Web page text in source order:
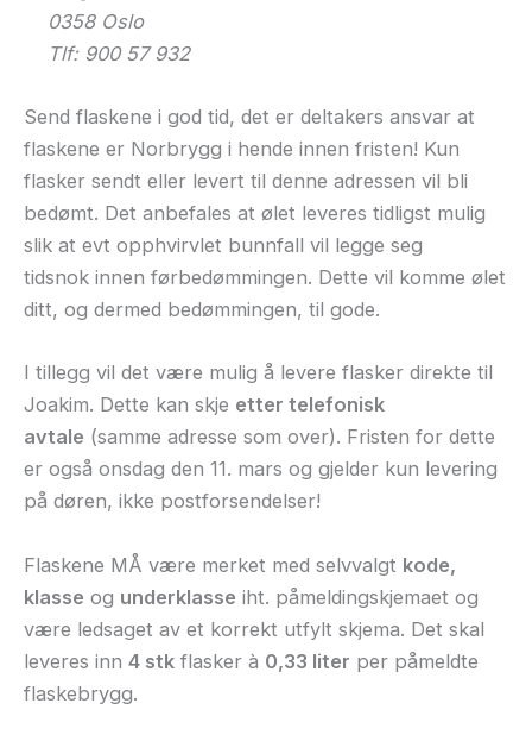
0358 Oslo
Tlf: 900 57 932
Send flaskene i god tid, det er deltakers ansvar at
flaskene er Norbrygg i hende innen fristen! Kun
flasker sendt eller levert til denne adressen vil bli
bedømt. Det anbefales at ølet leveres tidligst mulig
slik at evt opphvirvlet bunnfall vil legge seg
tidsnok innen førbedømmingen. Dette vil komme ølet
ditt, og dermed bedømmingen, til gode.
I tillegg vil det være mulig å levere flasker direkte til
Joakim. Dette kan skje etter telefonisk
avtale (samme adresse som over). Fristen for dette
er også onsdag den 11. mars og gjelder kun levering
på døren, ikke postforsendelser!
Flaskene MÅ være merket med selvvalgt kode,
klasse og underklasse iht. påmeldingskjemaet og
være ledsaget av et korrekt utfylt skjema. Det skal
leveres inn 4 stk flasker à 0,33 liter per påmeldte
flaskebrygg.